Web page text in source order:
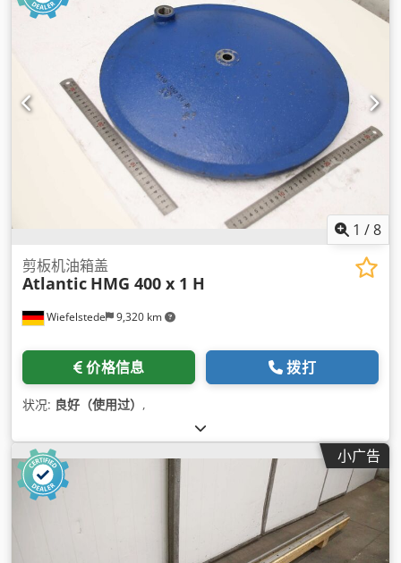
1 /8
Wiefelstede 9,320 km
剪板机油箱盖
Atlantic HMG 400 x 1 H
价格信息 拨打
状况: 良好（使用过） ,
小广告